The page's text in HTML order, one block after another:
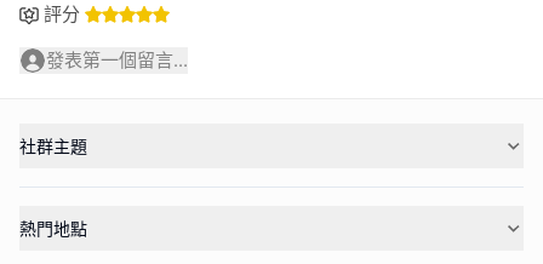
評分
發表第一個留言...
社群主題
熱門地點